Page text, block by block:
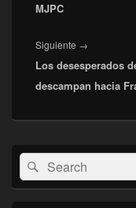
MJPC
Siguiente →
siguiente:
Los desesperados
descampan hacia
El
área
de
Buscar
por:
Buscar